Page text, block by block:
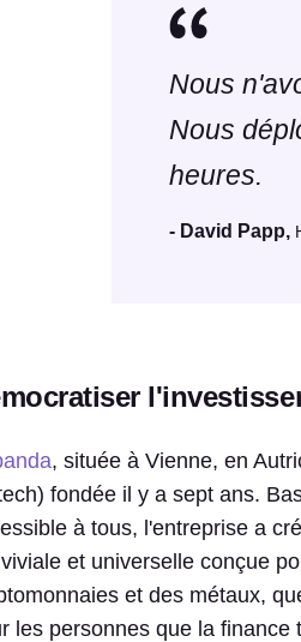
Nous
Nous
heures.
- David Papp,
, située à Vienne, en
fondée il y a sept ans.
à tous, l'entreprise a
et universelle conçue
et des métaux,
les personnes que la